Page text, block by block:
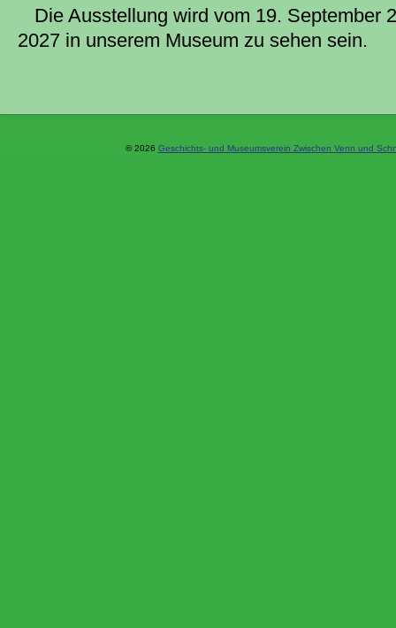
Die Ausstellung wird vom 19. September
2027 in unserem Museum zu sehen sein.
© 2026 Geschichts- und Museumsverein Zwischen Venn und